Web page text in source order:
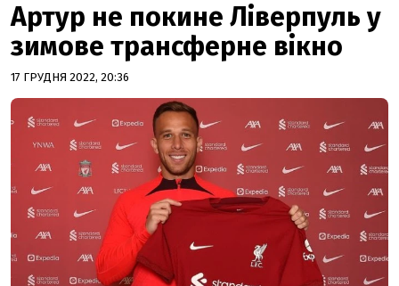
Артур не покине Ліверпуль у
зимове трансферне вікно
17 ГРУДНЯ 2022, 20:36